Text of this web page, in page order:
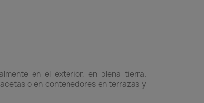
en el exterior, en plena tierra.
o en contenedores en terrazas y